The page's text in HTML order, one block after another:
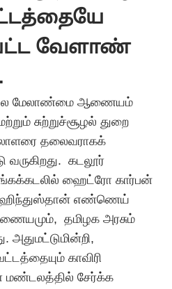
வேளாண்
மேலாண்மை ஆணையம்
சுற்றுச்சூழல் துறை
தலைவராகக்
கடலூர்
ஹைட்ரோ கார்பன்
ஹிந்துஸ்தான் எண்ணெய்
தமிழக அரசும்
அதுமட்டுமின்றி,
காவிரி
மண்டலத்தில் சேர்க்க